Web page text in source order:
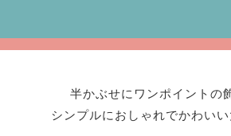
半かぶせにワンポイントの
シンプルにおしゃれでかわい